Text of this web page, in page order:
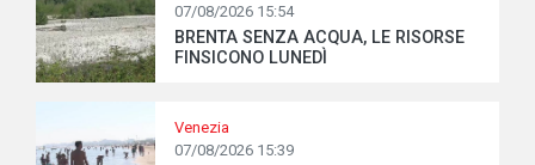
07/08/2026 15:54
BRENTA SENZA ACQUA, LE RISORSE
FINSICONO LUNEDÌ
Venezia
07/08/2026 15:39